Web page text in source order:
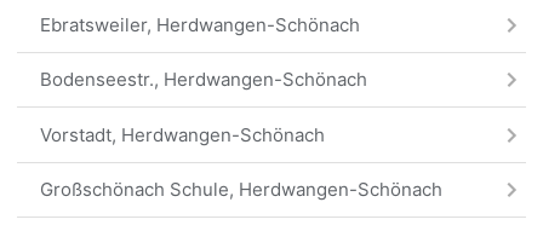
Ebratsweiler, Herdwangen-Schönach
Bodenseestr., Herdwangen-Schönach
Vorstadt, Herdwangen-Schönach
Großschönach Schule, Herdwangen-Schönach